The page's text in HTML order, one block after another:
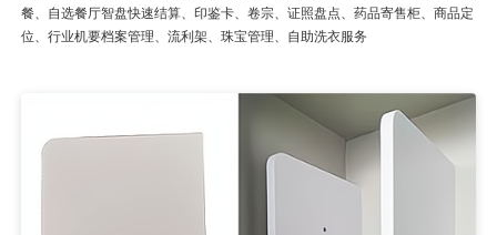
餐、自选餐厅智盘快速结算、印鉴卡、卷宗、证照盘点、药品寄售柜、商品定
位、行业机要档案管理、流利架、珠宝管理、自助洗衣服务